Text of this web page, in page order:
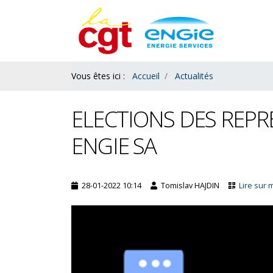
Vous êtes ici : Accueil Actualités
ELECTIONS DES
ENGIE SA
28-01-2022 10:14 Tomislav HAJDIN Lire sur
L’acquisition de congés payés